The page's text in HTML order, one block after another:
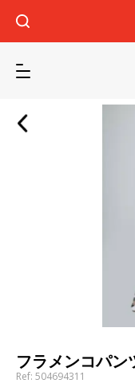
フラメンコパ
Ref: 504694311